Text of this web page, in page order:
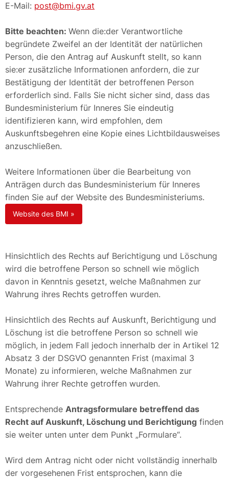
E-Mail: post@bmi.gv.at
Bitte beachten: Wenn die:der Verantwortliche
begründete Zweifel an der Identität der natürlichen
Person, die den Antrag auf Auskunft stellt, so kann
sie:er zusätzliche Informationen anfordern, die zur
Bestätigung der Identität der betroffenen Person
erforderlich sind. Falls Sie nicht sicher sind, dass das
Bundesministerium für Inneres Sie eindeutig
identifizieren kann, wird empfohlen, dem
Auskunftsbegehren eine Kopie eines Lichtbildausweises
anzuschließen.
Weitere Informationen über die Bearbeitung von
Anträgen durch das Bundesministerium für Inneres
finden Sie auf der Website des Bundesministeriums.
Website des BMI »
Hinsichtlich des Rechts auf Berichtigung und Löschung
wird die betroffene Person so schnell wie möglich
davon in Kenntnis gesetzt, welche Maßnahmen zur
Wahrung ihres Rechts getroffen wurden.
Hinsichtlich des Rechts auf Auskunft, Berichtigung und
Löschung ist die betroffene Person so schnell wie
möglich, in jedem Fall jedoch innerhalb der in Artikel 12
Absatz 3 der DSGVO genannten Frist (maximal 3
Monate) zu informieren, welche Maßnahmen zur
Wahrung ihrer Rechte getroffen wurden.
Entsprechende Antragsformulare betreffend das
Recht auf Auskunft, Löschung und Berichtigung finden
sie weiter unten unter dem Punkt „Formulare“.
Wird dem Antrag nicht oder nicht vollständig innerhalb
der vorgesehenen Frist entsprochen, kann die